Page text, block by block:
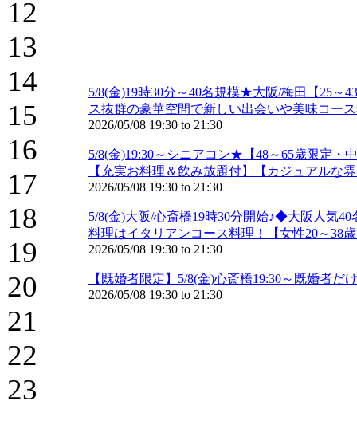
12
13
14
15
16
17
18
19
20
21
22
23
5/8(金)19時30分～40名規模★大阪/梅田【25
ス抜群の豪華空間で新しい出会いや美味コー
2026/05/08 19:30 to 21:30
5/8(金)19:30～シニアコン★【48～65歳限定・
【充実お料理＆飲み放題付】【カジュアル
2026/05/08 19:30 to 21:30
5/8(金)大阪/心斎橋19時30分開始♪◆大阪人
料理はイタリアンコース料理！【女性20～38
2026/05/08 19:30 to 21:30
【既婚者限定】5/8(金)心斎橋19:30～既婚者
2026/05/08 19:30 to 21:30